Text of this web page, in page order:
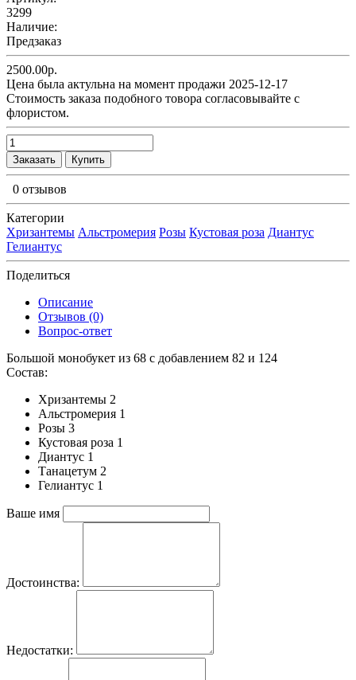
3299
Наличие:
Предзаказ
2500.00р.
Цена была актульна на момент продажи 2025-12-17
Cтоимость заказа подобного товора согласовывайте с
флористом.
Заказать Купить
0 отзывов
Категории
Хризантемы Альстромерия Розы Кустовая роза Диантус
Гелиантус
Поделиться
Описание
Отзывов (0)
Вопрос-ответ
Большой монобукет из 68 c добавлением 82 и 124
Состав:
Хризантемы 2
Альстромерия 1
Розы 3
Кустовая роза 1
Диантус 1
Танацетум 2
Гелиантус 1
Ваше имя
Достоинства:
Недостатки: